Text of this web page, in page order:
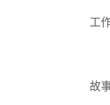
工
故